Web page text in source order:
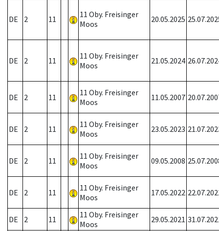
DE 2 11
11 Oby. Freisinger
Moos
20.05.2025
DE 2 11
11 Oby. Freisinger
Moos
21.05.2024
DE 2 11
11 Oby. Freisinger
Moos
11.05.2007
DE 2 11
11 Oby. Freisinger
Moos
23.05.2023
DE 2 11
11 Oby. Freisinger
Moos
09.05.2008
DE 2 11
11 Oby. Freisinger
Moos
17.05.2022
DE 2 11
11 Oby. Freisinger
Moos
29.05.2021